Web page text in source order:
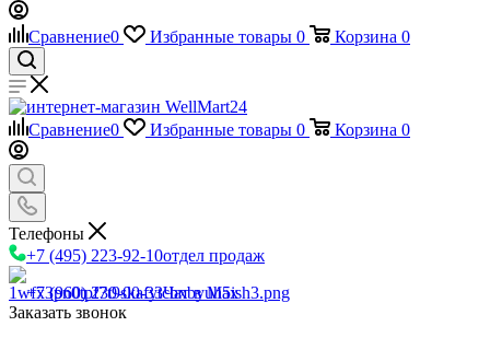
Сравнение0 Избранные товары 0 Корзина 0
Сравнение0 Избранные товары 0 Корзина 0
Телефоны
+7 (495) 223-92-10отдел продаж
+7 (960) 230-00-33Чат в Max
Заказать звонок